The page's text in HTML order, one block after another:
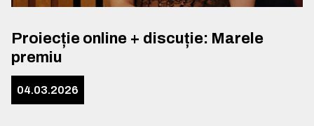
Proiecție online + discuție: Marele
premiu
04.03.2026